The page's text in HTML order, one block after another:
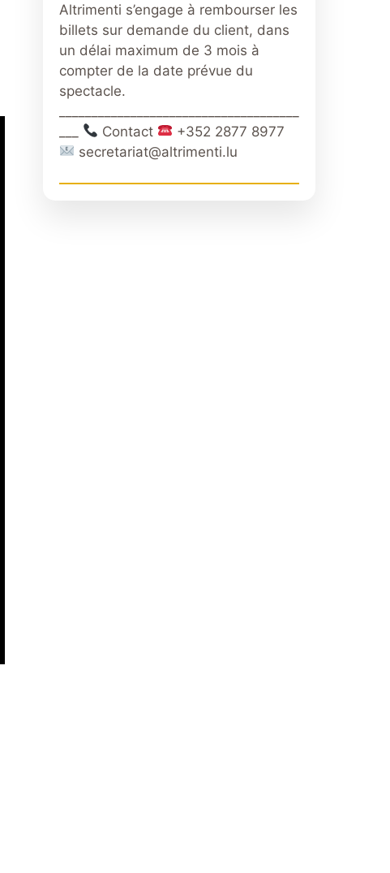
Altrimenti s’engage à rembourser les
billets sur demande du client, dans
un délai maximum de 3 mois à
compter de la date prévue du
spectacle.
Contact
+352 2877 8977
secretariat@altrimenti.lu